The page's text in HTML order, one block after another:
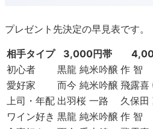
プレゼント先決定の早見表です。
相手タイプ 3,000円帯
初心者
黒龍 純米吟醸 作 智
愛好家
而今 純米吟醸 飛露喜
上司・年配 出羽桜 一路 久保田
ワイン好き 黒龍 純米吟醸 作 智